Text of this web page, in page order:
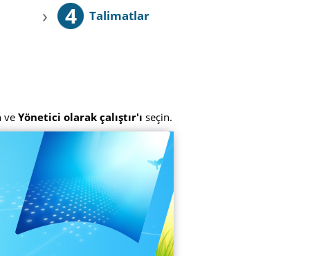
› 4 Talimatlar
veYönetici olarak çalıştır'ı seçin.